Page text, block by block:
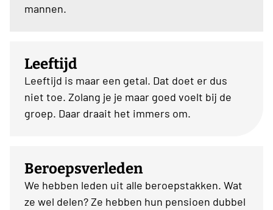
mannen.
Leeftijd
Leeftijd is maar een getal. Dat doet er dus
niet toe. Zolang je je maar goed voelt bij de
groep. Daar draait het immers om.
Beroepsverleden
We hebben leden uit alle beroepstakken. Wat
ze wel delen? Ze hebben hun pensioen dubbel